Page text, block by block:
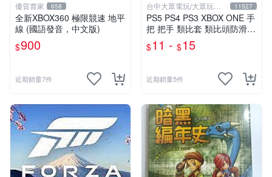
優質賣家 658
全新XBOX360 極限競速 地平
線 (國語發音，中文版)
$900
近期銷量7件
台中大眾電玩/大眾玩具
店
11527
PS5 PS4 PS3 XBOX ONE 手
把 把手 類比套 類比頭防滑保
護套 香菇 磨菇頭 搖杆防塵套
【台中大眾電玩】
$11 - $15
近期銷量5件